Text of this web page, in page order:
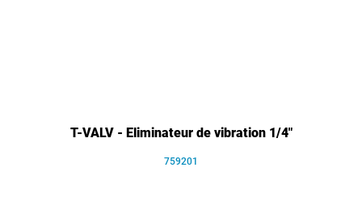
T-VALV - Eliminateur de vibration 1/4"
759201